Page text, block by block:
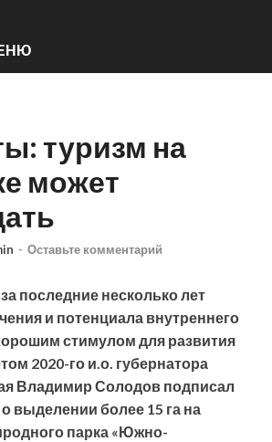
туризм на
может
- Оставьте комментарий
последние несколько лет
и потенциала внутреннего
стимулом для развития
2020-го и.о. губернатора
Владимир Солодов подписал
выделении более 15 га на
парка «Южно-